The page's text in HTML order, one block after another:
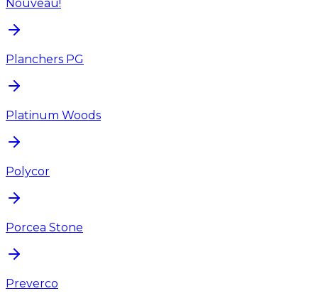
Nouveau!
Planchers PG
Platinum Woods
Polycor
Porcea Stone
Preverco